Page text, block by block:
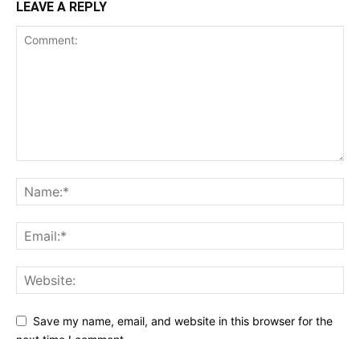
LEAVE A REPLY
Save my name, email, and website in this browser for the